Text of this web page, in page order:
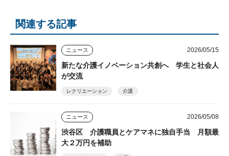
関連する記事
ニュース 2026/05/15
新たな介護イノベーション共創へ 学生と社会人
が交流
レクリエーション 介護
ニュース 2026/05/08
渋谷区 介護職員とケアマネに独自手当 月額最
大２万円を補助